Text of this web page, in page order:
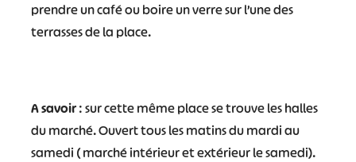
prendre un café ou boire un verre sur l’une des
terrasses de la place.
A savoir: sur cette même place se trouve les halles
du marché. Ouvert tous les matins du mardi au
samedi ( marché intérieur et extérieur le samedi).